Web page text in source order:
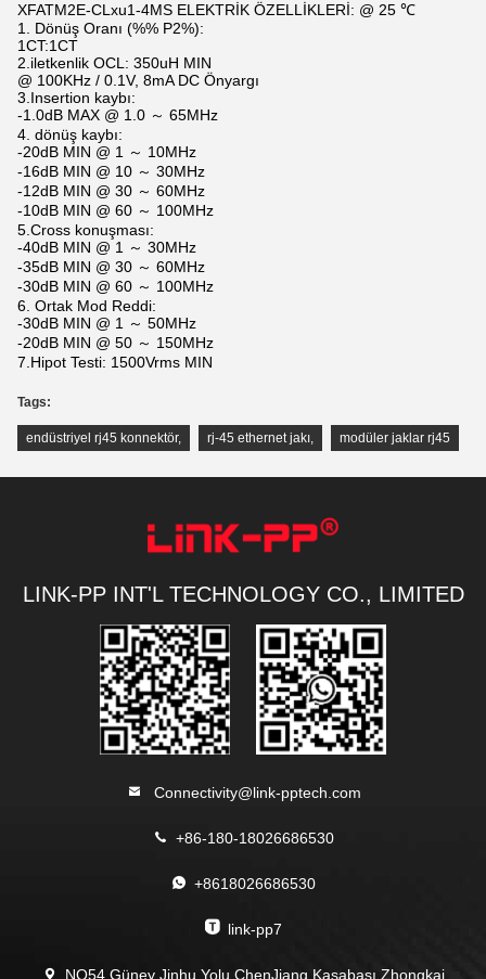
XFATM2E-CLxu1-4MS ELEKTRİK ÖZELLİKLERİ: @ 25 ℃
1. Dönüş Oranı (%% P2%):
1CT:1CT
2.iletkenlik OCL: 350uH MIN
@ 100KHz / 0.1V, 8mA DC Önyargı
3.Insertion kaybı:
-1.0dB MAX @ 1.0 ～ 65MHz
4. dönüş kaybı:
-20dB MIN @ 1 ～ 10MHz
-16dB MIN @ 10 ～ 30MHz
-12dB MIN @ 30 ～ 60MHz
-10dB MIN @ 60 ～ 100MHz
5.Cross konuşması:
-40dB MIN @ 1 ～ 30MHz
-35dB MIN @ 30 ～ 60MHz
-30dB MIN @ 60 ～ 100MHz
6. Ortak Mod Reddi:
-30dB MIN @ 1 ～ 50MHz
-20dB MIN @ 50 ～ 150MHz
7.Hipot Testi: 1500Vrms MIN
Tags:
endüstriyel rj45 konnektör, rj-45 ethernet jakı, modüler jaklar rj45
LINK-PP INT'L TECHNOLOGY CO., LIMITED
Connectivity@link-pptech.com
+86-180-18026686530
+8618026686530
link-pp7
NO54 Güney Jinhu Yolu ChenJiang Kasabası Zhongkai